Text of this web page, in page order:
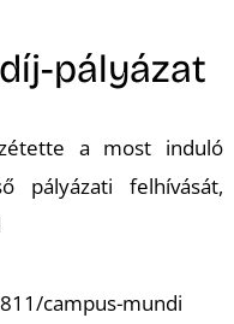
pályázat
a most induló
pályázati felhívását,
campus-mundi